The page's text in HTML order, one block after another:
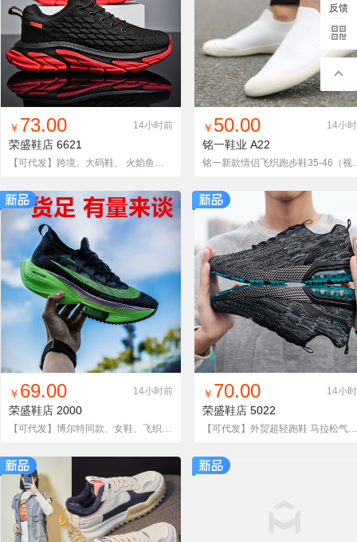
找同款 加入铺货单 收藏
￥ 73.00 14小时前
荣盛鞋店 6621
【可代发】跨境、大码鞋、 火焰鱼鳞马拉松烽火三代男跑鞋
找同款 加入铺货单 收藏
￥ 50.00 14小
铭一鞋业 A22
铭一新款
找同款 加入铺货单 收藏
￥ 69.00 14小时前
荣盛鞋店 2000
【可代发】博尔特同款、女鞋、飞织、情侣气垫运动跑步鞋、附视频
找同款 加入铺货单 收藏
￥ 70.00 14小
荣盛鞋店 5022
【可代发】外贸超轻跑鞋 马拉松气垫跑步鞋
反馈